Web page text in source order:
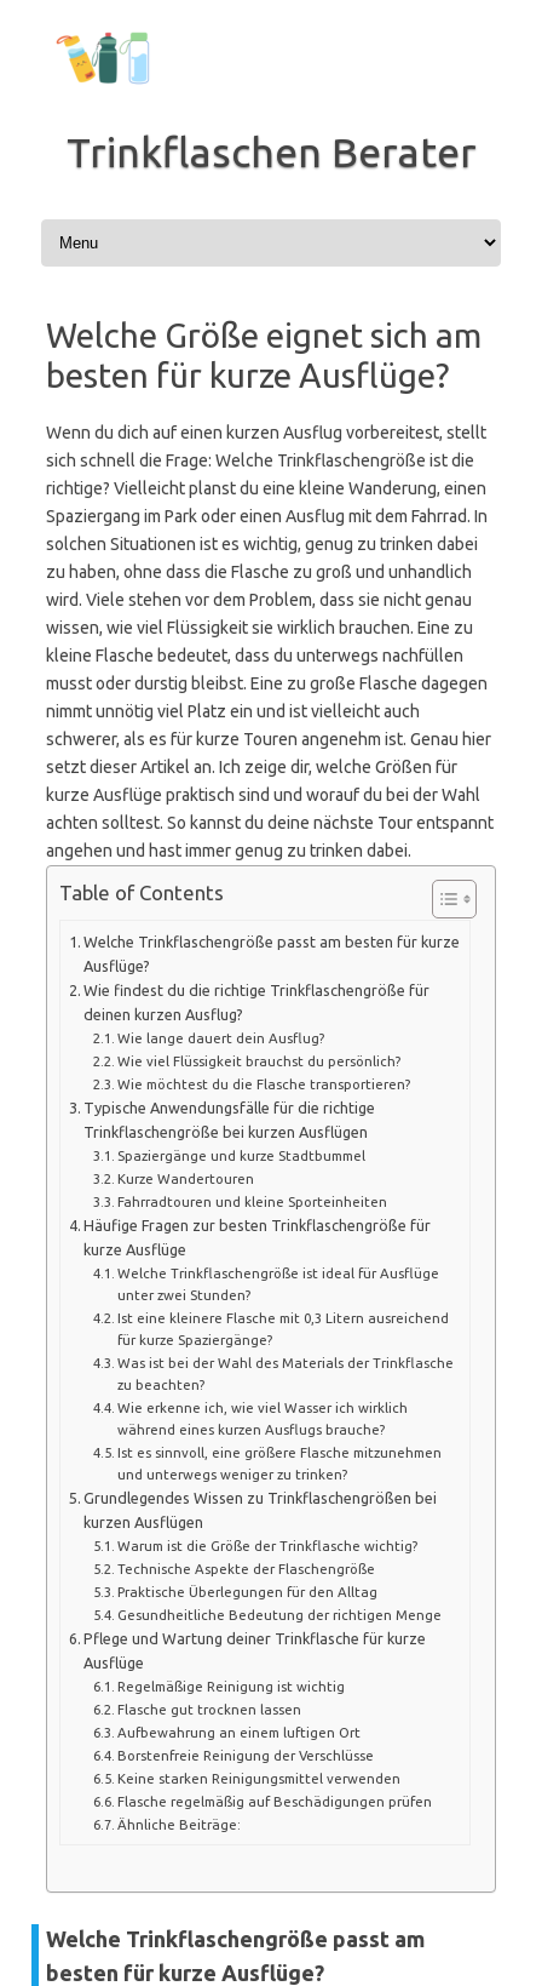
springen
Trinkflaschen Berater
Welche Größe eignet sich am
besten für kurze Ausflüge?
Wenn du dich auf einen kurzen Ausflug vorbereitest, stellt
sich schnell die Frage: Welche Trinkflaschengröße ist die
richtige? Vielleicht planst du eine kleine Wanderung, einen
Spaziergang im Park oder einen Ausflug mit dem Fahrrad. In
solchen Situationen ist es wichtig, genug zu trinken dabei
zu haben, ohne dass die Flasche zu groß und unhandlich
wird. Viele stehen vor dem Problem, dass sie nicht genau
wissen, wie viel Flüssigkeit sie wirklich brauchen. Eine zu
kleine Flasche bedeutet, dass du unterwegs nachfüllen
musst oder durstig bleibst. Eine zu große Flasche dagegen
nimmt unnötig viel Platz ein und ist vielleicht auch
schwerer, als es für kurze Touren angenehm ist. Genau hier
setzt dieser Artikel an. Ich zeige dir, welche Größen für
kurze Ausflüge praktisch sind und worauf du bei der Wahl
achten solltest. So kannst du deine nächste Tour entspannt
angehen und hast immer genug zu trinken dabei.
Table of Contents
Welche Trinkflaschengröße passt am besten für kurze
Ausflüge?
Wie findest du die richtige Trinkflaschengröße für
deinen kurzen Ausflug?
Wie lange dauert dein Ausflug?
Wie viel Flüssigkeit brauchst du persönlich?
Wie möchtest du die Flasche transportieren?
Typische Anwendungsfälle für die richtige
Trinkflaschengröße bei kurzen Ausflügen
Spaziergänge und kurze Stadtbummel
Kurze Wandertouren
Fahrradtouren und kleine Sporteinheiten
Häufige Fragen zur besten Trinkflaschengröße für
kurze Ausflüge
Welche Trinkflaschengröße ist ideal für Ausflüge
unter zwei Stunden?
Ist eine kleinere Flasche mit 0,3 Litern ausreichend
für kurze Spaziergänge?
Was ist bei der Wahl des Materials der Trinkflasche
zu beachten?
Wie erkenne ich, wie viel Wasser ich wirklich
während eines kurzen Ausflugs brauche?
Ist es sinnvoll, eine größere Flasche mitzunehmen
und unterwegs weniger zu trinken?
Grundlegendes Wissen zu Trinkflaschengrößen bei
kurzen Ausflügen
Warum ist die Größe der Trinkflasche wichtig?
Technische Aspekte der Flaschengröße
Praktische Überlegungen für den Alltag
Gesundheitliche Bedeutung der richtigen Menge
Pflege und Wartung deiner Trinkflasche für kurze
Ausflüge
Regelmäßige Reinigung ist wichtig
Flasche gut trocknen lassen
Aufbewahrung an einem luftigen Ort
Borstenfreie Reinigung der Verschlüsse
Keine starken Reinigungsmittel verwenden
Flasche regelmäßig auf Beschädigungen prüfen
Ähnliche Beiträge:
Welche Trinkflaschengröße passt am
besten für kurze Ausflüge?